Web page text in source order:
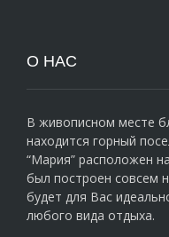
О НАС
В живописном месте
находится горный
“Мария” расположен
был построен совсем
будет для Вас
любого вида отдыха.